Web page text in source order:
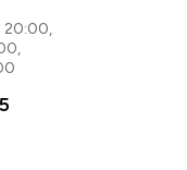
20:00,